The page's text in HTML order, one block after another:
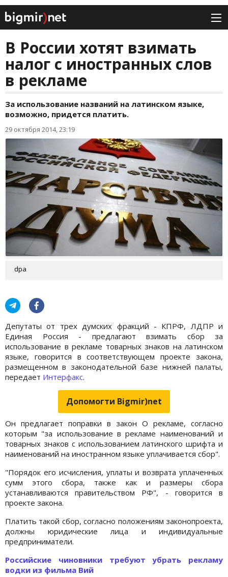
В России хотят взимать
налог с иностранных слов
в рекламе
За использование названий на латинском языке,
возможно, придется платить.
29 октября 2014, 23:19
dpa
Депутаты от трех думских фракций - КПРФ, ЛДПР и
Единая Россия - предлагают взимать сбор за
использование в рекламе товарных знаков на латинском
языке, говорится в соответствующем проекте закона,
размещенном в законодательной базе нижней палаты,
передает Интерфакс.
Допомогти Bigmir)net
Он предлагает поправки в закон О рекламе, согласно
которым "за использование в рекламе наименований и
товарных знаков с использованием латинского шрифта и
наименований на иностранном языке уплачивается сбор".
"Порядок его исчисления, уплаты и возврата уплаченных
сумм этого сбора, также как и размеры сбора
устанавливаются правительством РФ", - говорится в
проекте закона.
Платить такой сбор, согласно положениям законопроекта,
должны юридические лица и индивидуальные
предприниматели.
Российские чиновники требуют убрать рекламу
водки из фильма Вий